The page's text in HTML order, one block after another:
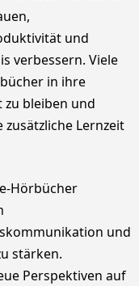
und
verbessern. Viele
in ihre
bleiben und
Lernzeit
Hörbücher
und
stärken.
Perspektiven auf